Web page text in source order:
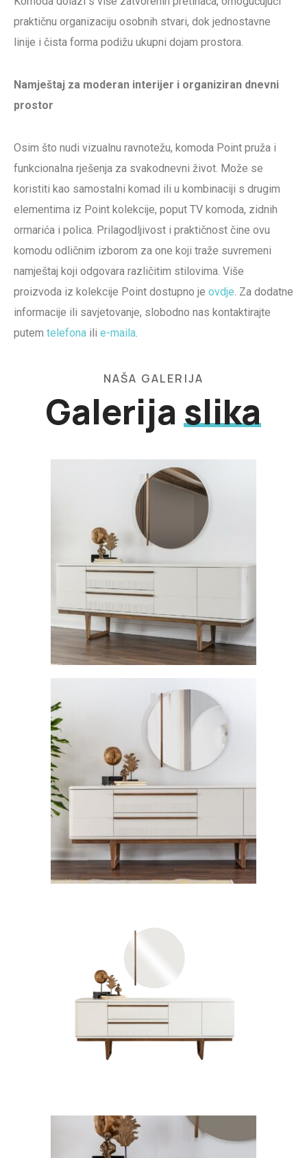
praktičnu organizaciju osobnih stvari, dok jednostavne
linije i čista forma podižu ukupni dojam prostora.
Namještaj za moderan interijer i organiziran dnevni
prostor
Osim što nudi vizualnu ravnotežu, komoda Point pruža i
funkcionalna rješenja za svakodnevni život. Može se
koristiti kao samostalni komad ili u kombinaciji s drugim
elementima iz Point kolekcije, poput TV komoda, zidnih
ormarića i polica. Prilagodljivost i praktičnost čine ovu
komodu odličnim izborom za one koji traže suvremeni
namještaj koji odgovara različitim stilovima. Više
proizvoda iz kolekcije Point dostupno je ovdje . Za dodatne
informacije ili savjetovanje, slobodno nas kontaktirajte
putem telefona ili e-maila
NAŠA GALERIJA
Galerijaslika